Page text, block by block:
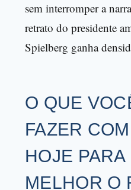
sem interromper a
retrato do presidente
Spielberg ganha
O QUE
FAZER
HOJE
MELHOR O